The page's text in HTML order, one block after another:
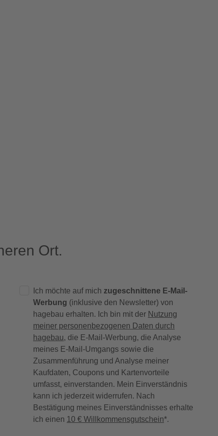
Ort.
Ich möchte auf mich zugeschnittene E-Mail-
Werbung (inklusive den Newsletter) von
hagebau erhalten. Ich bin mit der Nutzung
meiner personenbezogenen Daten durch
hagebau, die E-Mail-Werbung, die Analyse
meines E-Mail-Umgangs sowie die
Zusammenführung und Analyse meiner
Kaufdaten, Coupons und Kartenvorteile
umfasst, einverstanden. Mein Einverständnis
kann ich jederzeit widerrufen. Nach
Bestätigung meines Einverständnisses erhalte
ich einen 10 € Willkommensgutschein*.